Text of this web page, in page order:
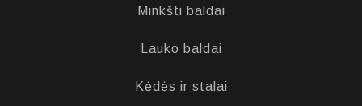
Minkšti baldai
Lauko baldai
Kėdės ir stalai